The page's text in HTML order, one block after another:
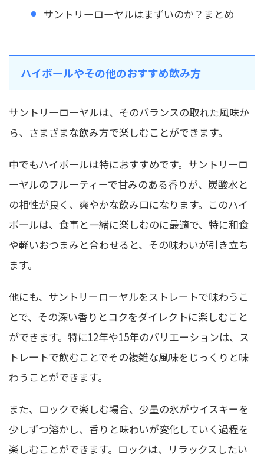
サントリーローヤルはまずいのか？まとめ
ハイボールやその他のおすすめ飲み方
サントリーローヤルは、そのバランスの取れた風味か
ら、さまざまな飲み方で楽しむことができます。
中でもハイボールは特におすすめです。サントリーロ
ーヤルのフルーティーで甘みのある香りが、炭酸水と
の相性が良く、爽やかな飲み口になります。このハイ
ボールは、食事と一緒に楽しむのに最適で、特に和食
や軽いおつまみと合わせると、その味わいが引き立ち
ます。
他にも、サントリーローヤルをストレートで味わうこ
とで、その深い香りとコクをダイレクトに楽しむこと
ができます。特に12年や15年のバリエーションは、ス
トレートで飲むことでその複雑な風味をじっくりと味
わうことができます。
また、ロックで楽しむ場合、少量の氷がウイスキーを
少しずつ溶かし、香りと味わいが変化していく過程を
楽しむことができます。ロックは、リラックスしたい